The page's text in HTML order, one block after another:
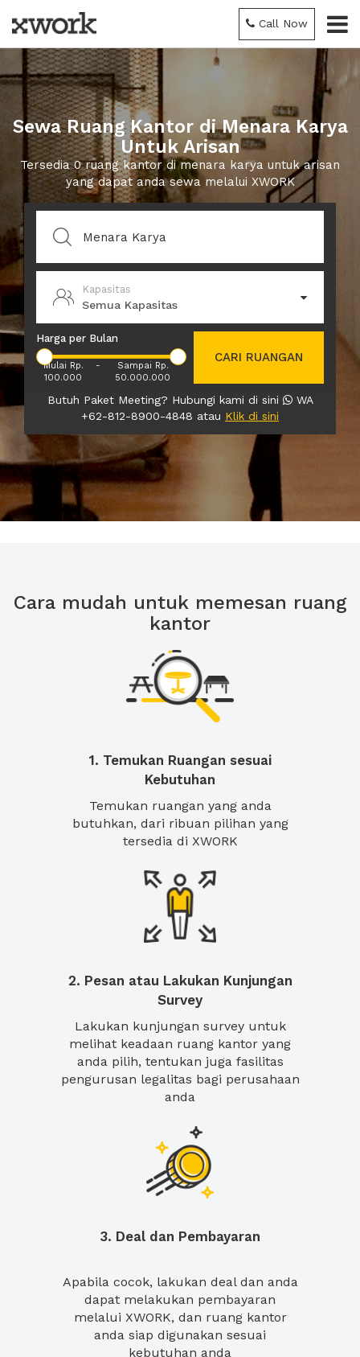
Call Now
Sewa Ruang Kantor di Menara Karya
Untuk Arisan
Tersedia 0 ruang kantor di menara karya untuk arisan
yang dapat anda sewa melalui XWORK
Kapasitas
Semua Kapasitas
Harga per Bulan
Mulai Rp.
100.000
-
Sampai Rp.
50.000.000
CARI RUANGAN
Butuh Paket Meeting? Hubungi kami di sini
WA
+62-812-8900-4848 atau Klik di sini
Cara mudah untuk memesan ruang
kantor
1. Temukan Ruangan sesuai
Kebutuhan
Temukan ruangan yang anda
butuhkan, dari ribuan pilihan yang
tersedia di XWORK
2. Pesan atau Lakukan Kunjungan
Survey
Lakukan kunjungan survey untuk
melihat keadaan ruang kantor yang
anda pilih, tentukan juga fasilitas
pengurusan legalitas bagi perusahaan
anda
3. Deal dan Pembayaran
Apabila cocok, lakukan deal dan anda
dapat melakukan pembayaran
melalui XWORK, dan ruang kantor
anda siap digunakan sesuai
kebutuhan anda